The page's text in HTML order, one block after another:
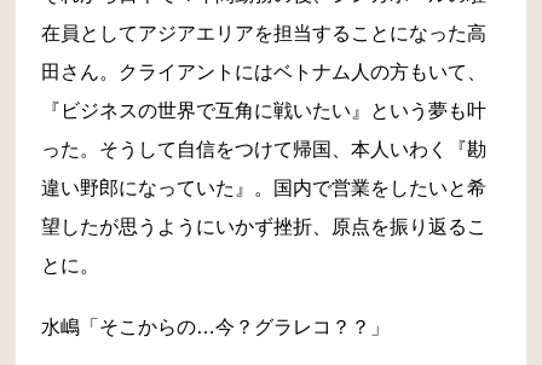
在員としてアジアエリアを担当することになった高
田さん。クライアントにはベトナム人の方もいて、
『ビジネスの世界で互角に戦いたい』という夢も叶
った。そうして自信をつけて帰国、本人いわく『勘
違い野郎になっていた』。国内で営業をしたいと希
望したが思うようにいかず挫折、原点を振り返るこ
とに。
水嶋「そこからの…今？グラレコ？？」